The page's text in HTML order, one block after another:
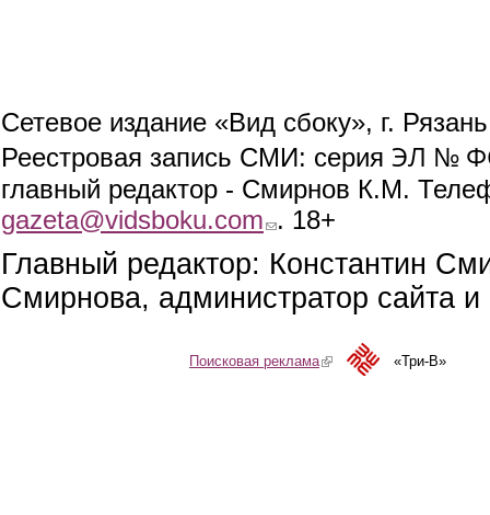
Сетевое издание «Вид сбоку», г.
Реестровая запись СМИ: серия ЭЛ №
главный редактор - Смирнов К.М.
gazeta@vidsboku.com (link sends e-mail)
. 18+
Главный редактор: Константин
Смирнова, администратор сайта
Поисковая реклама(link is external)«Три-В»